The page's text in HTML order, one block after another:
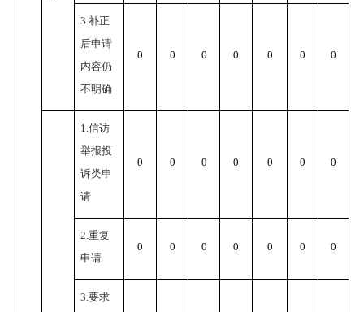
3.补正
后申请
内容仍
不明确
0 0 0 0 0 0 0
1.信访
举报投
诉类申
请
0 0 0 0 0 0 0
2.重复
申请
0 0 0 0 0 0 0
3.要求